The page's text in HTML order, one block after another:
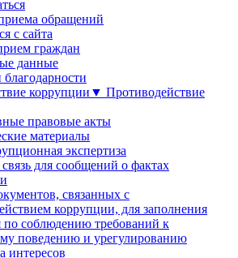
обращений
с сайта
граждан
данные
Противодействие
правовые акты
материалы
экспертиза
для сообщений о фактах
связанных с
коррупции, для заполнения
по соблюдению требований к
поведению и урегулированию
интересов